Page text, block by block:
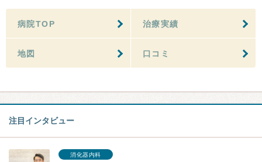
病院TOP 治療実績
地図 口コミ
注目インタビュー
消化器内科